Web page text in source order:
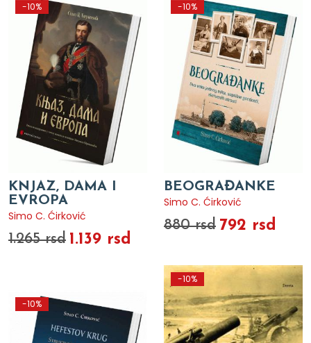
-10%
KNJAZ, DAMA I
EVROPA
Simo C. Ćirković
1.265 rsd 1.139 rsd
-10%
BEOGRAĐANKE
Simo C. Ćirković
880 rsd 792 rsd
-10%
-10%